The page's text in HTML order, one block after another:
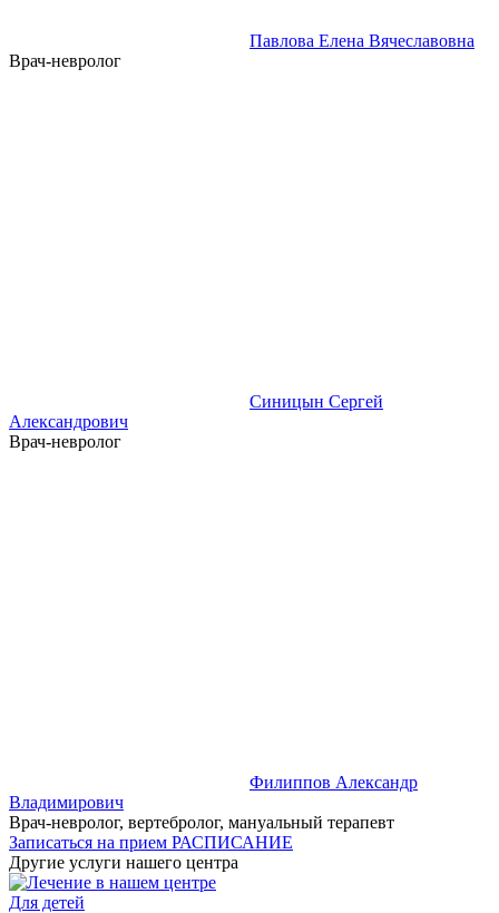
Павлова Елена Вячеславовна
Врач-невролог
Синицын Сергей
Александрович
Врач-невролог
Филиппов Александр
Владимирович
Врач-невролог, вертебролог, мануальный терапевт
Записаться на прием РАСПИСАНИЕ
Другие услуги нашего центра
Для детей